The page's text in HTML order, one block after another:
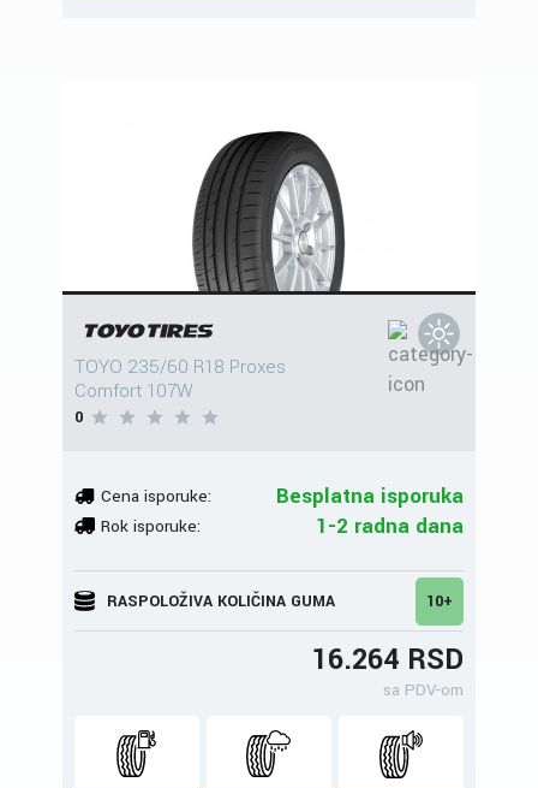
TOYO 235/60 R18 Proxes
Comfort 107W
0
Cena isporuke: Besplatna isporuka
Rok isporuke: 1-2 radna dana
RASPOLOŽIVA KOLIČINA GUMA 10+
16.264 RSD
sa PDV-om